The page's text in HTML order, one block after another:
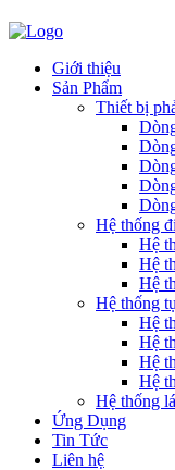
Giới thiệu
Sản Phẩm
Thiết bị
Hệ thống
Hệ
Hệ
Hệ
Hệ thống
Hệ
Hệ
Hệ
Hệ
Hệ thống
Ứng Dụng
Tin Tức
Liên hệ